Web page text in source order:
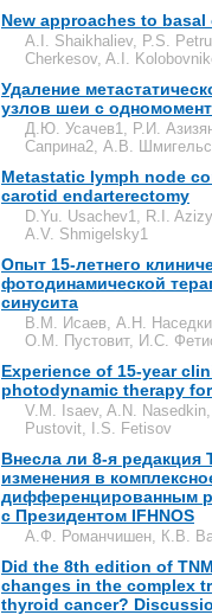
New approaches to
A.I. Shaikhaliev, P.S.
Cherkesov, A.I.
Удаление
узлов шеи с
Д.Ю. Усачев1, Р.И.
Саприна2, А.В.
Metastatic lymph node
carotid endarterectomy
D.Yu. Usachev1, R.I.
A.V. Shmigelsky1
Опыт 15-летнего
фотодинамической
синусита
В.М. Исаев, А.Н.
О.М. Пустовит, И.С.
Experience of 15-year
photodynamic therapy
V.M. Isaev, A.N.
Pustovit, I.S. Fetisov
Внесла ли 8-я редакция
изменения в
дифференцированным
с Президентом IFHNOS
А.Ф. Романчишен, К.В.
Did the 8th edition of
changes in the complex
thyroid cancer?